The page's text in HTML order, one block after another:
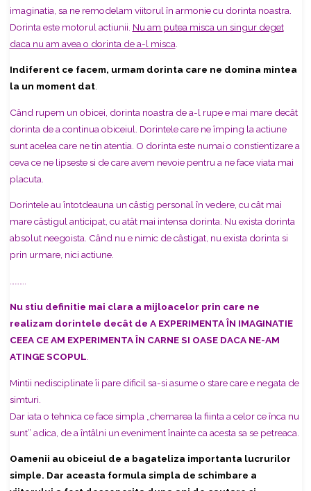
imaginatia, sa ne remodelam viitorul în armonie cu dorinta noastra.
Dorinta este motorul actiunii. Nu am putea misca un singur deget
daca nu am avea o dorinta de a-l misca
Indiferent ce facem, urmam dorinta care ne domina mintea
la un moment dat.
Când rupem un obicei, dorinta noastra de a-l rupe e mai mare decât
dorinta de a continua obiceiul. Dorintele care ne împing la actiune
sunt acelea care ne tin atentia. O dorinta este numai o constientizare a
ceva ce ne lipseste si de care avem nevoie pentru a ne face viata mai
placuta.
Dorintele au întotdeauna un câstig personal în vedere, cu cât mai
mare câstigul anticipat, cu atât mai intensa dorinta. Nu exista dorinta
absolut neegoista. Când nu e nimic de câstigat, nu exista dorinta si
prin urmare, nici actiune.
Nu stiu definitie mai clara a mijloacelor prin care ne
realizam dorintele decât de A EXPERIMENTA ÎN IMAGINATIE
CEEA CE AM EXPERIMENTA ÎN CARNE SI OASE DACA NE-AM
ATINGE SCOPUL
Mintii nedisciplinate îi pare dificil sa-si asume o stare care e negata de
simturi.
Dar iata o tehnica ce face simpla „chemarea la fiinta a celor ce înca nu
sunt” adica, de a întâlni un eveniment înainte ca acesta sa se petreaca.
Oamenii au obiceiul de a bagateliza importanta lucrurilor
simple. Dar aceasta formula simpla de schimbare a